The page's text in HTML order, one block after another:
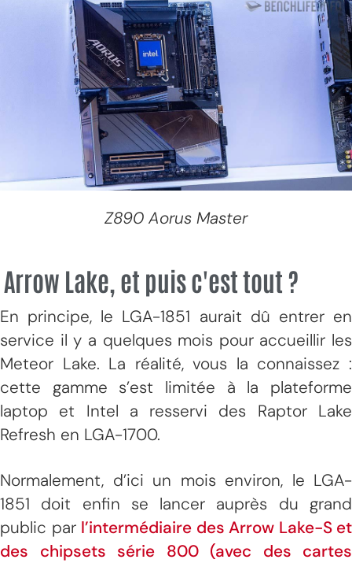
Z890 Aorus Master
Arrow Lake, et puis c'est tout ?
En principe, le LGA-1851 aurait dû entrer en
service il y a quelques mois pour accueillir les
Meteor Lake. La réalité, vous la connaissez :
cette gamme s’est limitée à la plateforme
laptop et Intel a resservi des Raptor Lake
Refresh en LGA-1700.
Normalement, d’ici un mois environ, le LGA-
1851 doit enfin se lancer auprès du grand
public par l’intermédiaire des Arrow Lake-S et
des chipsets série 800 (avec des cartes